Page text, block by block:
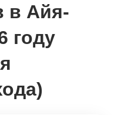
в Айя-
году